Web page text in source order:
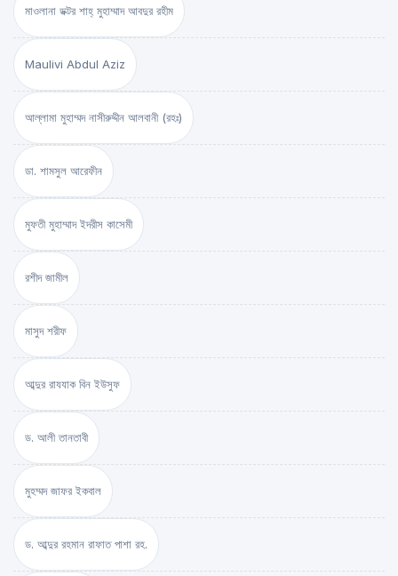
মাওলানা ডক্টর শাহ্‌ মুহাম্মাদ আবদুর রহীম
Maulivi Abdul Aziz
আল্লামা মুহাম্মদ নাসীরুদ্দীন আলবানী (রহঃ)
ডা. শামসুল আরেফীন
মুফতী মুহাম্মাদ ইদরীস কাসেমী
রশীদ জামীল
মাসুদ শরীফ
আব্দুর রাযযাক বিন ইউসুফ
ড. আলী তানতাবী
মুহম্মদ জাফর ইকবাল
ড. আব্দুর রহমান রাফাত পাশা রহ.